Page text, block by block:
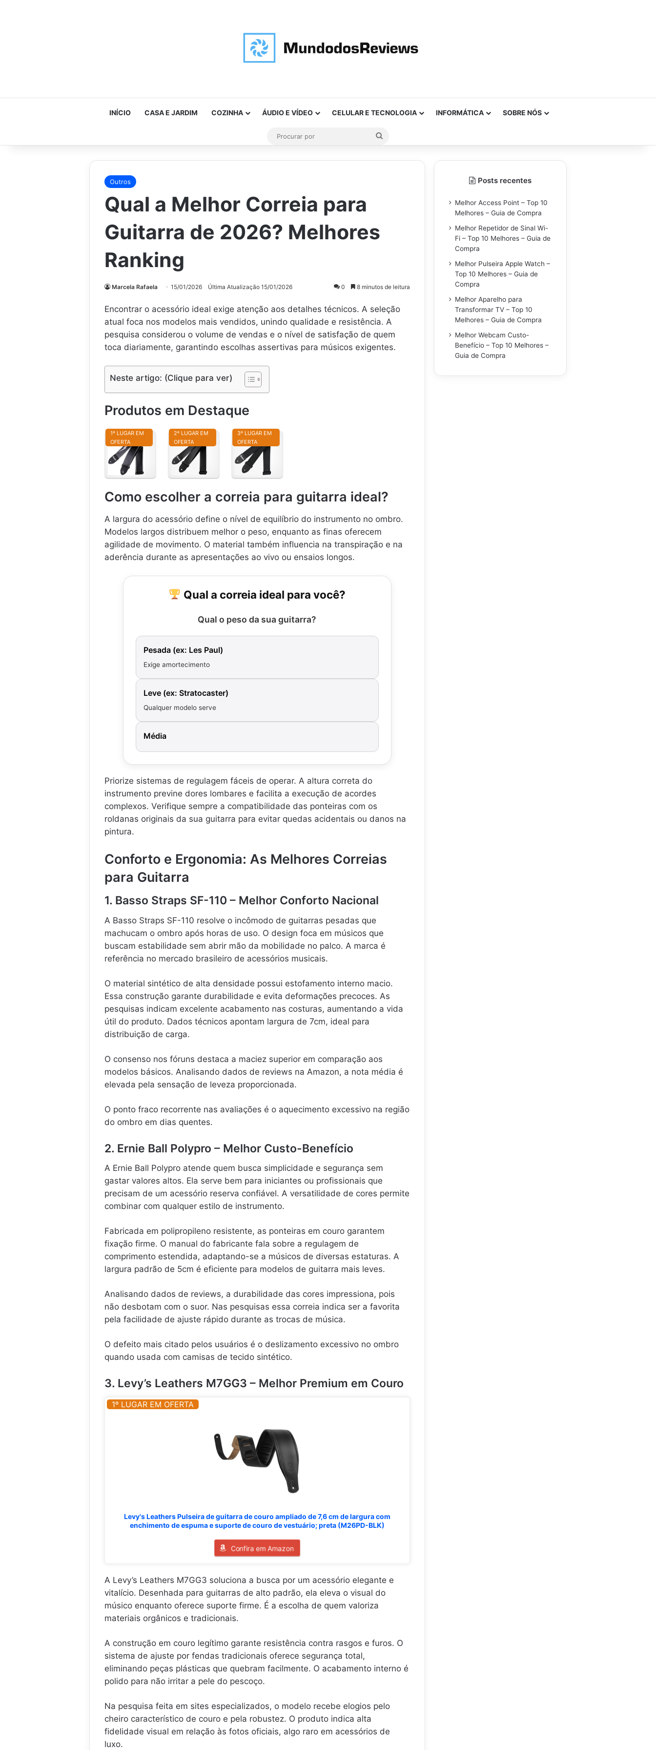
INÍCIO CASA E JARDIM COZINHA ÁUDIO E VÍDEO CELULAR E TECNOLOGIA INFORMÁTICA SOBRE NÓS
Outros
Qual a Melhor Correia para
Guitarra de 2026? Melhores
Ranking
Marcela Rafaela 15/01/2026 Última Atualização 15/01/2026 0 8 minutos de leitura
Encontrar o acessório ideal exige atenção aos detalhes técnicos. A seleção
atual foca nos modelos mais vendidos, unindo qualidade e resistência. A
pesquisa considerou o volume de vendas e o nível de satisfação de quem
toca diariamente, garantindo escolhas assertivas para músicos exigentes.
Neste artigo: (Clique para ver)
Produtos em Destaque
1º LUGAR EM
OFERTA
C
r
i
p
r
a
v
o
t
a
r
a
c
o
n
t
r
a
x
o
-
.
2º LUGAR EM
OFERTA
C
r
p
r
a
v
o
ã
u
i
r
r
-
N
1
N
.
-
.
3º LUGAR EM
OFERTA
C
r
i
p
r
a
v
o
ã
u
r
N
1
L
O
N
-
.
Como escolher a correia para guitarra ideal?
A largura do acessório define o nível de equilíbrio do instrumento no ombro.
Modelos largos distribuem melhor o peso, enquanto as finas oferecem
agilidade de movimento. O material também influencia na transpiração e na
aderência durante as apresentações ao vivo ou ensaios longos.
Qual a correia ideal para você?
Qual o peso da sua guitarra?
Pesada (ex: Les Paul)
Exige amortecimento
Leve (ex: Stratocaster)
Qualquer modelo serve
Média
Priorize sistemas de regulagem fáceis de operar. A altura correta do
instrumento previne dores lombares e facilita a execução de acordes
complexos. Verifique sempre a compatibilidade das ponteiras com os
roldanas originais da sua guitarra para evitar quedas acidentais ou danos na
pintura.
Conforto e Ergonomia: As Melhores Correias
para Guitarra
1. Basso Straps SF-110 – Melhor Conforto Nacional
A Basso Straps SF-110 resolve o incômodo de guitarras pesadas que
machucam o ombro após horas de uso. O design foca em músicos que
buscam estabilidade sem abrir mão da mobilidade no palco. A marca é
referência no mercado brasileiro de acessórios musicais.
O material sintético de alta densidade possui estofamento interno macio.
Essa construção garante durabilidade e evita deformações precoces. As
pesquisas indicam excelente acabamento nas costuras, aumentando a vida
útil do produto. Dados técnicos apontam largura de 7cm, ideal para
distribuição de carga.
O consenso nos fóruns destaca a maciez superior em comparação aos
modelos básicos. Analisando dados de reviews na Amazon, a nota média é
elevada pela sensação de leveza proporcionada.
O ponto fraco recorrente nas avaliações é o aquecimento excessivo na região
do ombro em dias quentes.
2. Ernie Ball Polypro – Melhor Custo-Benefício
A Ernie Ball Polypro atende quem busca simplicidade e segurança sem
gastar valores altos. Ela serve bem para iniciantes ou profissionais que
precisam de um acessório reserva confiável. A versatilidade de cores permite
combinar com qualquer estilo de instrumento.
Fabricada em polipropileno resistente, as ponteiras em couro garantem
fixação firme. O manual do fabricante fala sobre a regulagem de
comprimento estendida, adaptando-se a músicos de diversas estaturas. A
largura padrão de 5cm é eficiente para modelos de guitarra mais leves.
Analisando dados de reviews, a durabilidade das cores impressiona, pois
não desbotam com o suor. Nas pesquisas essa correia indica ser a favorita
pela facilidade de ajuste rápido durante as trocas de música.
O defeito mais citado pelos usuários é o deslizamento excessivo no ombro
quando usada com camisas de tecido sintético.
3. Levy’s Leathers M7GG3 – Melhor Premium em Couro
1º LUGAR EM OFERTA
Levy's Leathers Pulseira de guitarra de couro ampliado de 7,6 cm de largura com
enchimento de espuma e suporte de couro de vestuário; preta (M26PD-BLK)
Confira em Amazon
A Levy’s Leathers M7GG3 soluciona a busca por um acessório elegante e
vitalício. Desenhada para guitarras de alto padrão, ela eleva o visual do
músico enquanto oferece suporte firme. É a escolha de quem valoriza
materiais orgânicos e tradicionais.
A construção em couro legítimo garante resistência contra rasgos e furos. O
sistema de ajuste por fendas tradicionais oferece segurança total,
eliminando peças plásticas que quebram facilmente. O acabamento interno é
polido para não irritar a pele do pescoço.
Na pesquisa feita em sites especializados, o modelo recebe elogios pelo
cheiro característico de couro e pela robustez. O produto indica alta
fidelidade visual em relação às fotos oficiais, algo raro em acessórios de
luxo.
Posts recentes
Melhor Access Point – Top 10
Melhores – Guia de Compra
Melhor Repetidor de Sinal Wi-
Fi – Top 10 Melhores – Guia de
Compra
Melhor Pulseira Apple Watch –
Top 10 Melhores – Guia de
Compra
Melhor Aparelho para
Transformar TV – Top 10
Melhores – Guia de Compra
Melhor Webcam Custo-
Benefício – Top 10 Melhores –
Guia de Compra